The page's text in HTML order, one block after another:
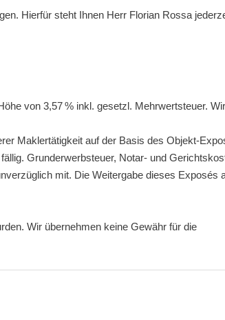
Hierfür steht Ihnen Herr Florian Rossa
von 3,57 % inkl. gesetzl. Mehrwertsteuer.
Maklertätigkeit auf der Basis des Objekt-
Grunderwerbsteuer, Notar- und
mit. Die Weitergabe dieses Exposés
Wir übernehmen keine Gewähr für die